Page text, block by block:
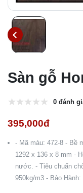
Sàn gỗ
0 đánh
395,000đ
- Mã màu: 472-8 - Bề
1292 x 136 x 8 mm -
nước. - Tiêu chuẩn
950kg/m3 - Bảo